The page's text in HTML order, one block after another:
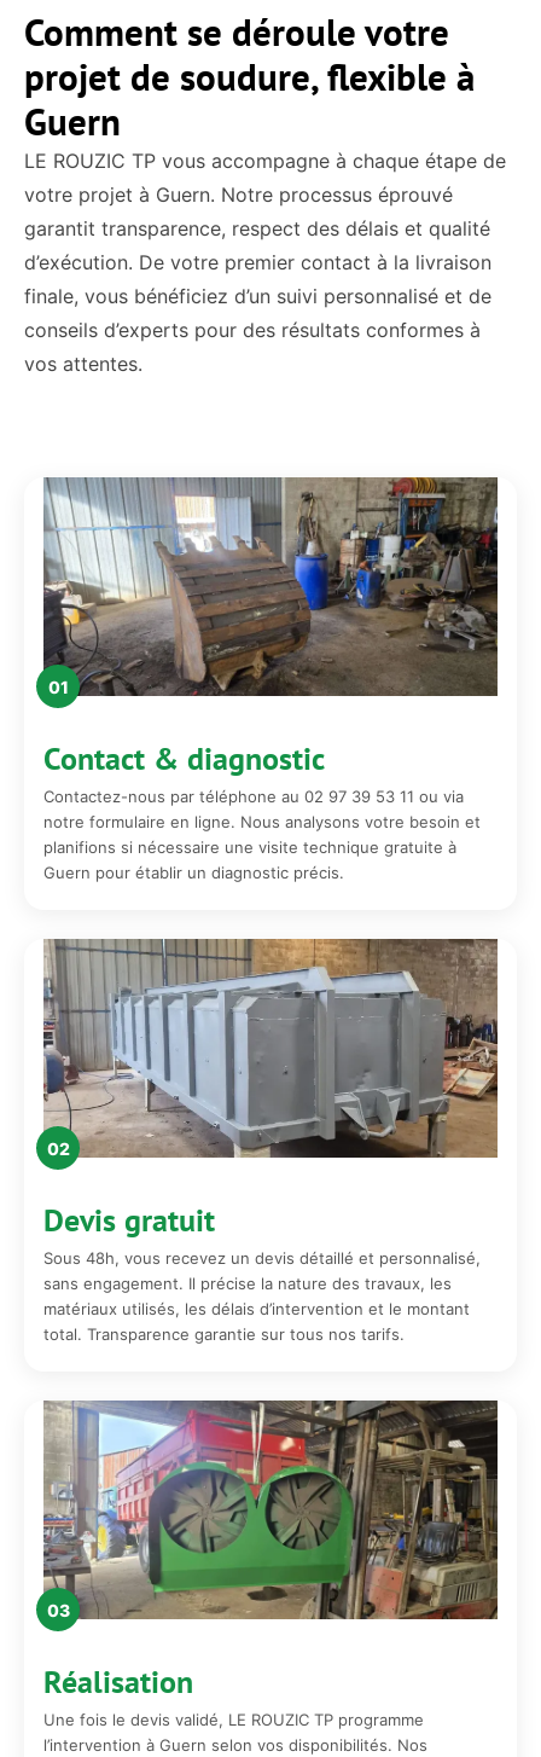
Comment se déroule votre
projet de soudure, flexible à
Guern
LE ROUZIC TP vous accompagne à chaque étape de
votre projet à Guern. Notre processus éprouvé
garantit transparence, respect des délais et qualité
d’exécution. De votre premier contact à la livraison
finale, vous bénéficiez d’un suivi personnalisé et de
conseils d’experts pour des résultats conformes à
vos attentes.
01
Contact & diagnostic
Contactez-nous par téléphone au 02 97 39 53 11 ou via
notre formulaire en ligne. Nous analysons votre besoin et
planifions si nécessaire une visite technique gratuite à
Guern pour établir un diagnostic précis.
02
Devis gratuit
Sous 48h, vous recevez un devis détaillé et personnalisé,
sans engagement. Il précise la nature des travaux, les
matériaux utilisés, les délais d’intervention et le montant
total. Transparence garantie sur tous nos tarifs.
03
Réalisation
Une fois le devis validé, LE ROUZIC TP programme
l’intervention à Guern selon vos disponibilités. Nos